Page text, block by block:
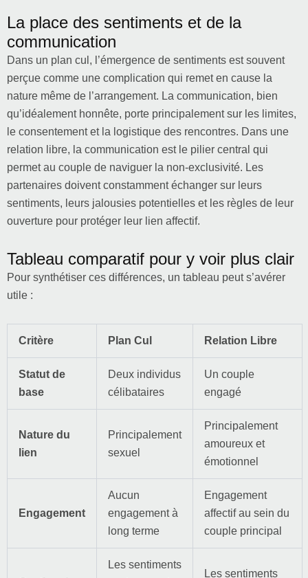
La place des sentiments et de la
communication
Dans un plan cul, l’émergence de sentiments est souvent
perçue comme une complication qui remet en cause la
nature même de l’arrangement. La communication, bien
qu’idéalement honnête, porte principalement sur les limites,
le consentement et la logistique des rencontres. Dans une
relation libre, la communication est le pilier central qui
permet au couple de naviguer la non-exclusivité. Les
partenaires doivent constamment échanger sur leurs
sentiments, leurs jalousies potentielles et les règles de leur
ouverture pour protéger leur lien affectif.
Tableau comparatif pour y voir plus clair
Pour synthétiser ces différences, un tableau peut s’avérer
utile :
Critère Plan Cul Relation Libre
Statut de
base
Deux individus
célibataires
Un couple
engagé
Nature du
lien
Principalement
sexuel
Principalement
amoureux et
émotionnel
Engagement
Aucun
engagement à
long terme
Engagement
affectif au sein du
couple principal
Les sentiments
Les sentiments